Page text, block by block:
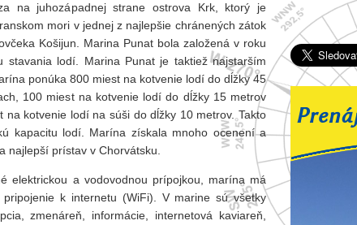
na juhozápadnej strane ostrova Krk, ktorý je
mori v jednej z najlepšie chránených zátok
Košijun. Marina Punat bola založená v roku
stavania lodí. Marina Punat je taktiež najstarším
ponúka 800 miest na kotvenie lodí do dĺžky 45
100 miest na kotvenie lodí do dĺžky 15 metrov
na kotvenie lodí na súši do dĺžky 10 metrov. Takto
kapacitu lodí. Marína získala mnoho ocenení a
najlepší prístav v Chorvátsku.
elektrickou a vodovodnou prípojkou, marína má
pripojenie k internetu (WiFi). V marine sú všetky
zmenáreň, informácie, internetová kaviareň,